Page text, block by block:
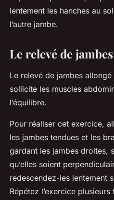
lentement les hanches au
l’autre jambe.
Le relevé de
Le relevé de jambes
sollicite les muscles
l’équilibre.
Pour réaliser cet exercice,
les jambes tendues et les
gardant les jambes droites,
qu’elles soient
redescendez-les lentement
Répétez l’exercice plusieurs